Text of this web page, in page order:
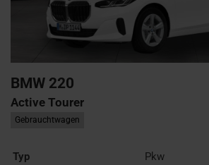
BMW 220
Active Tourer
Gebrauchtwagen
Typ
Pkw